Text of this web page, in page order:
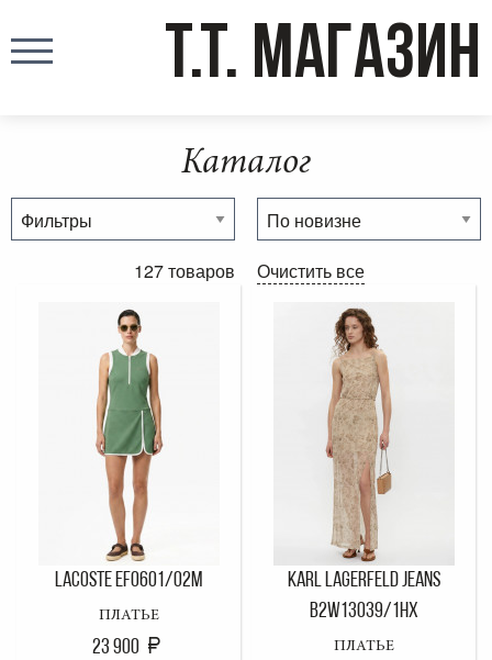
T.T. МАГАЗИН
Каталог
127 товаров Очистить все
LACOSTE EF0601/02M
ПЛАТЬЕ
23 900
KARL LAGERFELD JEANS
B2W13039/1HX
ПЛАТЬЕ